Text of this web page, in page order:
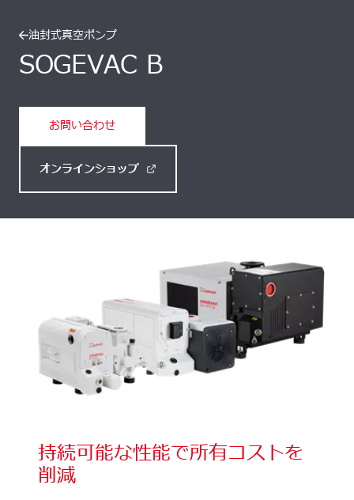
油封式真空ポンプ
SOGEVAC B
お問い合わせ
オンラインショップ
持続可能な性能で所有コストを
削減